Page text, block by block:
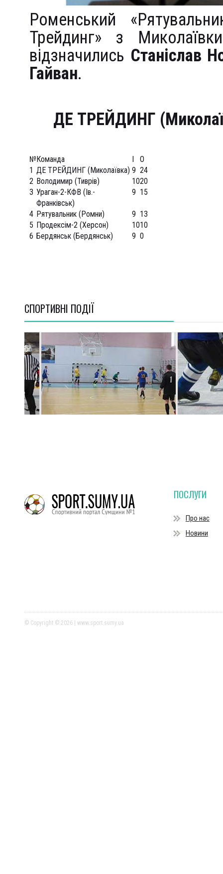
Роменський
Трейдинг» з
відзначились Станіслав
Гайван.
ДЕ ТРЕЙДИНГ
№ Команда
O
1 ДЕ ТРЕЙДИНГ (Миколаївка) 9 24
2 Володимир (Тиврів) 1020
3 Ураган-2-КФВ (Ів.-
Франківськ)
9 15
4 Рятувальник (Ромни) 9 13
5 Продексім-2 (Херсон) 1010
6 Бердянськ (Бердянськ) 9 0
СПОРТИВНI ПОДІЇ
ПОСЛУГИ
Про нас
Новини
© Copyright © 2026 | www.sport.sumy.ua